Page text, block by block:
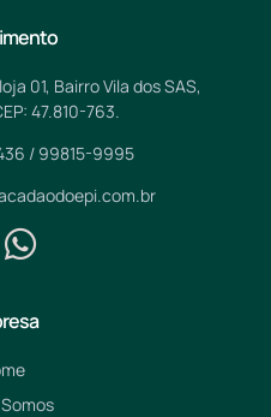
01, Bairro Vila dos SAS,
47.810-763.
/ 99815-9995